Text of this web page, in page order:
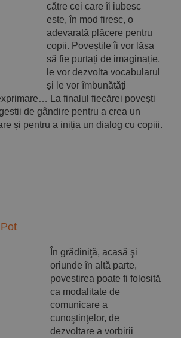
către cei care îi iubesc
este, în mod firesc, o
adevarată plăcere pentru
copii. Poveștile îi vor lăsa
să fie purtați de imaginație,
le vor dezvolta vocabularul
și le vor îmbunătăți
La finalul fiecărei povești
de gândire pentru a crea un
și pentru a iniția un dialog cu copiii.
În grădiniţă, acasă şi
oriunde în altă parte,
povestirea poate fi folosită
ca modalitate de
comunicare a
cunoştinţelor, de
dezvoltare a vorbirii